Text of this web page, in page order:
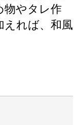
物やタレ作
えれば、和風